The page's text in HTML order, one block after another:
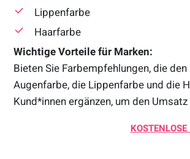
Lippenfarbe
Haarfarbe
Wichtige Vorteile für Marken:
Bieten Sie Farbempfehlungen, die
Augenfarbe, die Lippenfarbe und die
Kund*innen ergänzen, um den